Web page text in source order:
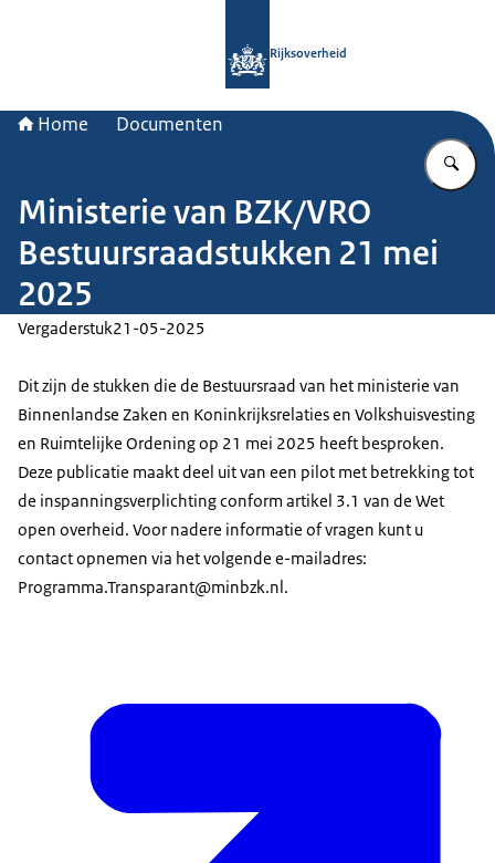
Rijksoverheid
Home Documenten
Ministerie van BZK/VRO
Bestuursraadstukken 21 mei
2025
Vergaderstuk21-05-2025
Dit zijn de stukken die de Bestuursraad van het ministerie van
Binnenlandse Zaken en Koninkrijksrelaties en Volkshuisvesting
en Ruimtelijke Ordening op 21 mei 2025 heeft besproken.
Deze publicatie maakt deel uit van een pilot met betrekking tot
de inspanningsverplichting conform artikel 3.1 van de Wet
open overheid. Voor nadere informatie of vragen kunt u
contact opnemen via het volgende e-mailadres:
Programma.Transparant@minbzk.nl.